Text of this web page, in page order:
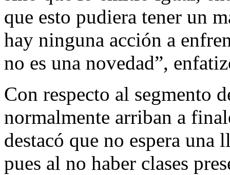
que esto pudiera tener un
hay ninguna acción a
no es una novedad”,
Con respecto al segmento
normalmente arriban a
destacó que no espera una
pues al no haber clases